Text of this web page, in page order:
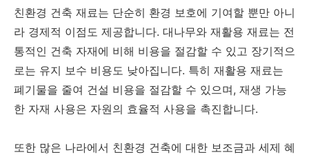
친환경 건축 재료는 단순히 환경 보호에 기여할 뿐만 아니
라 경제적 이점도 제공합니다. 대나무와 재활용 재료는 전
통적인 건축 자재에 비해 비용을 절감할 수 있고 장기적으
로는 유지 보수 비용도 낮아집니다. 특히 재활용 재료는
폐기물을 줄여 건설 비용을 절감할 수 있으며, 재생 가능
한 자재 사용은 자원의 효율적 사용을 촉진합니다.
또한 많은 나라에서 친환경 건축에 대한 보조금과 세제 혜